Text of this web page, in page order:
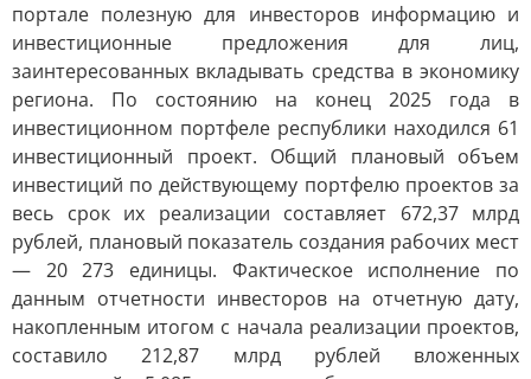
портале полезную для инвесторов информацию и
инвестиционные предложения для лиц,
заинтересованных вкладывать средства в экономику
региона. По состоянию на конец 2025 года в
инвестиционном портфеле республики находился 61
инвестиционный проект. Общий плановый объем
инвестиций по действующему портфелю проектов за
весь срок их реализации составляет 672,37 млрд
рублей, плановый показатель создания рабочих мест
— 20 273 единицы. Фактическое исполнение по
данным отчетности инвесторов на отчетную дату,
накопленным итогом с начала реализации проектов,
составило 212,87 млрд рублей вложенных